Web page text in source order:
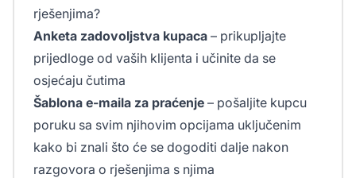
rješenjima?
Anketa zadovoljstva kupaca – prikupljajte
prijedloge od vaših klijenta i učinite da se
osjećaju čutima
Šablona e-maila za praćenje – pošaljite kupcu
poruku sa svim njihovim opcijama uključenim
kako bi znali što će se dogoditi dalje nakon
razgovora o rješenjima s njima